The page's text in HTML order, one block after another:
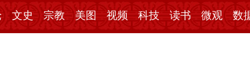
文史 宗教 美图 视频 科技 读书 微观 数